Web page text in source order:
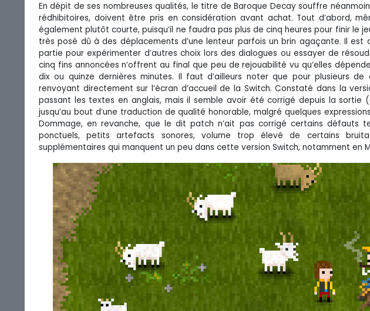
En dépit de ses nombreuses qualités, le titre de Baroque Decay souffre
rédhibitoires, doivent être pris en considération avant achat. Tout d’abord,
également plutôt courte, puisqu’il ne faudra pas plus de cinq heures pour finir le
très posé dû à des déplacements d’une lenteur parfois un brin agaçante. Il
partie pour expérimenter d’autres choix lors des dialogues ou essayer de
cinq fins annoncées n’offrent au final que peu de rejouabilité vu qu’elles
dix ou quinze dernières minutes. Il faut d’ailleurs noter que pour plusieurs
renvoyant directement sur l’écran d’accueil de la Switch. Constaté dans la
passant les textes en anglais, mais il semble avoir été corrigé depuis la sortie
jusqu’au bout d’une traduction de qualité honorable, malgré quelques
Dommage, en revanche, que le dit patch n’ait pas corrigé certains défauts
ponctuels, petits artefacts sonores, volume trop élevé de certains
supplémentaires qui manquent un peu dans cette version Switch, notamment en